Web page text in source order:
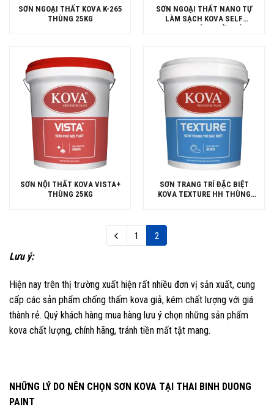
SƠN NGOẠI THẤT KOVA K-265
THÙNG 25KG
SƠN NGOẠI THẤT NANO TỰ
LÀM SẠCH KOVA SELF
CLEANING BÓNG MỜ THÙNG
SƠN NỘI THẤT KOVA VISTA+
THÙNG 25KG
SƠN TRANG TRÍ ĐẶC BIỆT
KOVA TEXTURE HH THÙNG
1 2
Lưu ý:
Hiện nay trên thị trường xuất hiện rất nhiều đơn vị sản xuất, cung
cấp các sản phẩm chống thấm kova giả, kém chất lượng với giá
thành rẻ. Quý khách hàng mua hàng lưu ý chọn những sản phẩm
kova chất lượng, chính hãng, tránh tiền mất tật mang.
NHỮNG LÝ DO NÊN CHỌN SƠN KOVA TẠI THAI BINH DUONG
PAINT